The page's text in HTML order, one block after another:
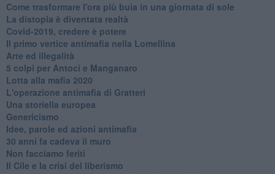
Come trasformare l'ora più buia in una giornata di sole
​La distopia è diventata realtà
Covid-2019, credere è potere
Il primo vertice antimafia nella Lomellina
Arte ed illegalità
​5 colpi per Antoci e Manganaro
Lotta alla mafia 2020
L'operazione antimafia di Gratteri
Una storiella europea
Genericismo
Idee, parole ed azioni antimafia
30 anni fa cadeva il muro
Non facciamo feriti
Il Cile e la crisi del liberismo